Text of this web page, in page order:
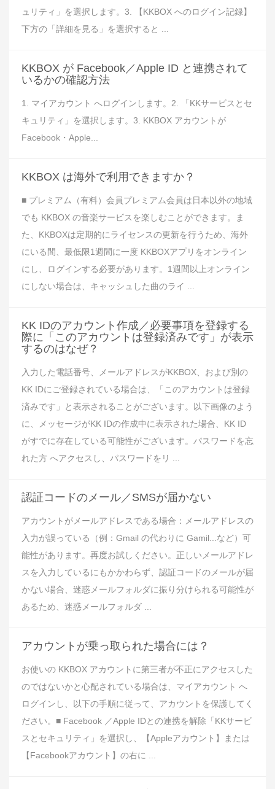
ュリティ」を選択します。3. 【KKBOX へのログイン記録】
下方の「詳細を見る」を選択すると ...
KKBOX が Facebook／Apple ID と連携されて
いるかの確認方法
1. マイアカウント へログインします。2. 「KKサービスとセ
キュリティ」を選択します。3. KKBOX アカウントが
Facebook・Apple...
KKBOX は海外で利用できますか？
■ プレミアム（有料）会員プレミアム会員は日本以外の地域
でも KKBOX の音楽サービスを楽しむことができます。ま
た、KKBOXは定期的にライセンスの更新を行うため、海外
にいる間、最低限1週間に一度 KKBOXアプリをオンライン
にし、ログインする必要があります。1週間以上オンライン
にしない場合は、キャッシュした曲のライ ...
KK IDのアカウント作成／必要事項を登録する
際に「このアカウントは登録済みです」が表示
するのはなぜ？
入力した電話番号、メールアドレスがKKBOX、および別の
KK IDにご登録されている場合は、「このアカウントは登録
済みです」と表示されることがございます。以下画像のよう
に、メッセージがKK IDの作成中に表示された場合、KK ID
がすでに存在している可能性がございます。パスワードを忘
れた方 へアクセスし、パスワードをリ ...
認証コードのメール／SMSが届かない
アカウントがメールアドレスである場合：メールアドレスの
入力が誤っている（例：Gmail の代わりに Gamil...など）可
能性があります。再度お試しください。正しいメールアドレ
スを入力しているにもかかわらず、認証コードのメールが届
かない場合、迷惑メールフォルダに振り分けられる可能性が
あるため、迷惑メールフォルダ ...
アカウントが乗っ取られた場合には？
お使いの KKBOX アカウントに第三者が不正にアクセスした
のではないかと心配されている場合は、マイアカウント へ
ログインし、以下の手順に従って、アカウントを保護してく
ださい。■ Facebook ／Apple IDとの連携を解除「KKサービ
スとセキュリティ」を選択し、【Appleアカウント】または
【Facebookアカウント】の右に ...